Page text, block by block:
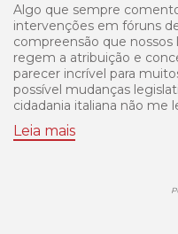
Algo que sempre
intervenções em fóruns
compreensão que
regem a atribuição e
parecer incrível para
possível mudanças
cidadania italiana não me
Leia mais